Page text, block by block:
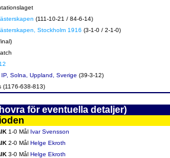
(111-10-21 / 84-6-14)
Stockholm 1916 (3-1-0 / 2-1-0)
Solna, Uppland, Sverige (39-3-12)
(1176-638-813)
för eventuella detaljer)
1-0 Mål Ivar Svensson
2-0 Mål Helge Ekroth
3-0 Mål Helge Ekroth